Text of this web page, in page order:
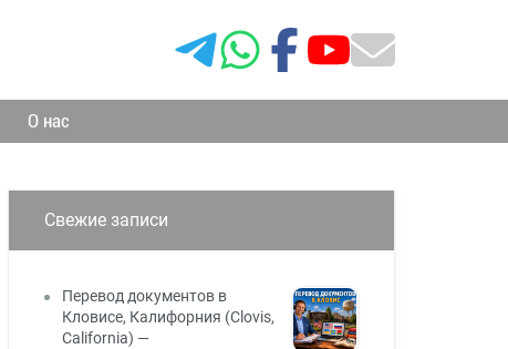
О нас
Свежие записи
Перевод документов в
Кловисе, Калифорния (Clovis,
California) —